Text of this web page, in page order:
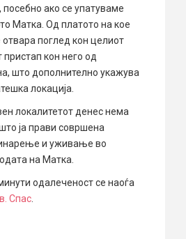
посебно ако се упатуваме
Матка. Од платото на кое
отвара поглед кон целиот
кон него од
што дополнително укажува
локација.
локалитетот денес нема
ја прави совршена
и уживање во
на Матка.
одалеченост се наоѓа
Спас